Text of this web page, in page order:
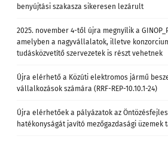
benyújtási szakasza sikeresen lezárult
2025. november 4-től újra megnyílik a
amelyben a nagyvállalatok, illetve
tudásközvetítő szervezetek is részt vehetnek
Újra elérhető a Közúti elektromos jármű
vállalkozások számára (RRF-REP-10.10.1-24)
Újra elérhetőek a pályázatok az
hatékonyságát javító mezőgazdasági üzemek